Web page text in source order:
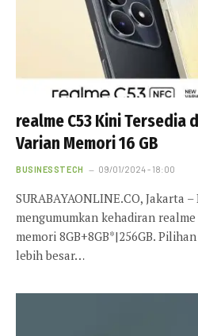
realme C53 Kini Tersedia
Varian Memori 16 GB
BUSINESSTECH 09/01/2024 - 18:00
SURABAYAONLINE.CO, Jakarta
mengumumkan kehadiran
memori 8GB+8GB*|256GB.
lebih besar…